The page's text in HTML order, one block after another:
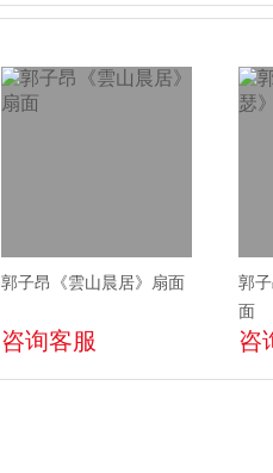
郭子昂《雲山晨居》扇面
咨询客服
郭
面
咨